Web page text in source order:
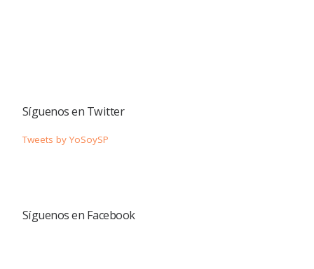
Síguenos en Twitter
Tweets by YoSoySP
Síguenos en Facebook